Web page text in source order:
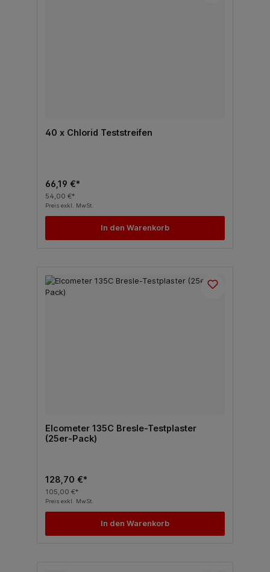
40 x Chlorid Teststreifen
66,19 €*
54,00 €*
Preis exkl. MwSt.
In den Warenkorb
Elcometer 135C Bresle-Testplaster
(25er-Pack)
128,70 €*
105,00 €*
Preis exkl. MwSt.
In den Warenkorb